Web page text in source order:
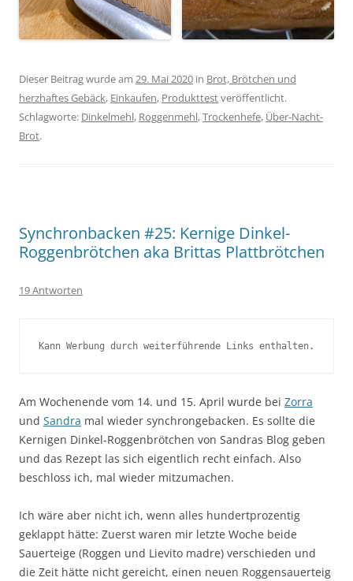
Dieser Beitrag wurde am 29. Mai 2020 in Brot, Brötchen und
herzhaftes Gebäck, Einkaufen, Produkttestveröffentlicht.
Schlagworte: Dinkelmehl, Roggenmehl,Trockenhefe, Über-Nacht-
Brot.
Synchronbacken #25: Kernige Dinkel-
Roggenbrötchen aka Brittas Plattbrötchen
19 Antworten
Kann Werbung durch weiterführende Links enthalten.
Am Wochenende vom 14. und 15. April wurde bei Zorra
und Sandra mal wieder synchrongebacken. Es sollte die
Kernigen Dinkel-Roggenbrötchen von Sandras Blog geben
und das Rezept las sich eigentlich recht einfach. Also
beschloss ich, mal wieder mitzumachen.
Ich wäre aber nicht ich, wenn alles hundertprozentig
geklappt hätte: Zuerst waren mir letzte Woche beide
Sauerteige (Roggen und Lievito madre) verschieden und
die Zeit hätte nicht gereicht, einen neuen Roggensauerteig